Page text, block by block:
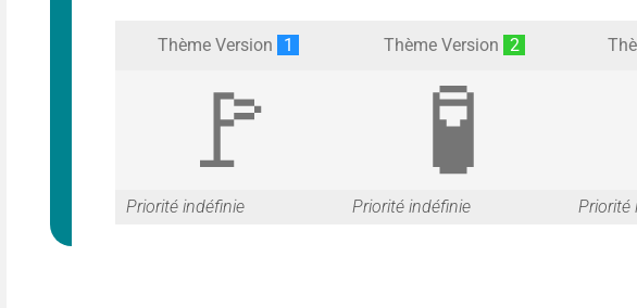
Thème Version 1
G
Priorité indéfinie
Thème Version 2
G
Priorité indéfinie Priorité